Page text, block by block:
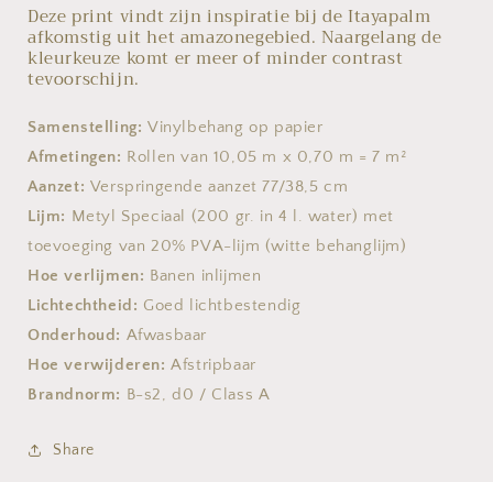
75402
75402
Deze print vindt zijn inspiratie bij de Itayapalm
afkomstig uit het amazonegebied. Naargelang de
kleurkeuze komt er meer of minder contrast
tevoorschijn.
Samenstelling: Vinylbehang op papier
Afmetingen: Rollen van 10,05 m x 0,70 m = 7 m²
Aanzet: Verspringende aanzet 77/38,5 cm
Lijm: Metyl Speciaal (200 gr. in 4 l. water) met
toevoeging van 20% PVA-lijm (witte behanglijm)
Hoe verlijmen: Banen inlijmen
Lichtechtheid: Goed lichtbestendig
Onderhoud: Afwasbaar
Hoe verwijderen:Afstripbaar
Brandnorm: B-s2, d0 / Class A
Share